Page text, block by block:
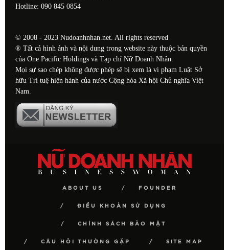
Hotline: 090 845 0854
© 2008 - 2023 Nudoanhnhan.net. All rights reserved
® Tất cả hình ảnh và nội dung trong website này thuộc bản quyền
của One Pacific Holdings và Tạp chí Nữ Doanh Nhân.
Mọi sự sao chép không được phép sẽ bị xem là vi phạm Luật Sở
hữu Trí tuệ hiện hành của nước Cộng hòa Xã hội Chủ nghĩa Việt
Nam.
ABOUT US FOUNDER
ĐIỀU KHOẢN SỬ DỤNG
CHÍNH SÁCH BẢO MẬT
CÂU HỎI THƯỜNG GẶP SITE MAP